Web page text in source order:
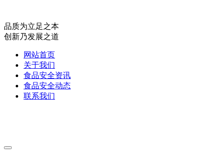
品质为立足之本
创新乃发展之道
网站首页
关于我们
食品安全资讯
食品安全动态
联系我们